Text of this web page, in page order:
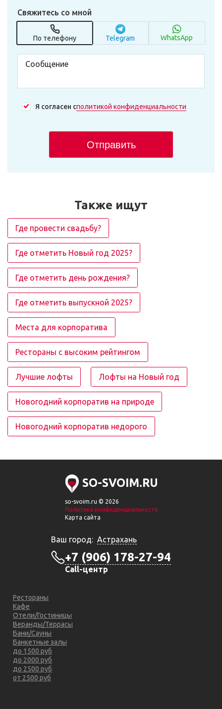
Свяжитесь со мной
По телефону Telegram WhatsApp
Я согласен сполитикой конфиденциальности
Отправить
Также ищут
Где провести свадьбу?
Где отметить Новый год 2025?
Где отметить день рождения?
Где отметить выпускной 2025?
Места для корпоратива
Рестораны с высоким рейтингом
Лучшие лофты Лофты на Новый год
Новогодний корпоратив на природе
Новогодний корпоратив недорого
SO-SVOIM.RU
so-svoim.ru © 2026
Политика конфиденциальности
Карта сайта
Ваш город: Астрахань
+7 (906) 178-27-94
Call-центр
Рестораны
Кафе
Отели/Гостиницы
Веранды/Террасы
Бани/Сауны
Банкетные залы
до 1500 руб
до 2000 руб
до 2500 руб
от 2500 руб